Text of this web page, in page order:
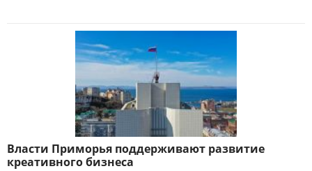
Власти Приморья поддерживают развитие
креативного бизнеса